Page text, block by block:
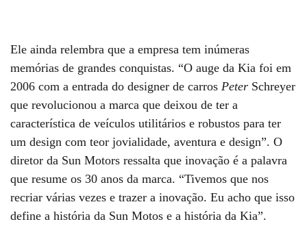
Ele ainda relembra que a empresa tem inúmeras
memórias de grandes conquistas. “O auge da Kia foi em
2006 com a entrada do designer de carros Peter Schreyer
que revolucionou a marca que deixou de ter a
característica de veículos utilitários e robustos para ter
um design com teor jovialidade, aventura e design”. O
diretor da Sun Motors ressalta que inovação é a palavra
que resume os 30 anos da marca. “Tivemos que nos
recriar várias vezes e trazer a inovação. Eu acho que isso
define a história da Sun Motos e a história da Kia”.